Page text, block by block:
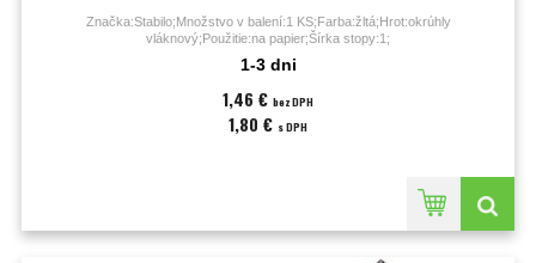
Značka:Stabilo;Množstvo v balení:1 KS;Farba:žltá;Hrot:okrúhly
vláknový;Použitie:na papier;Šírka stopy:1;
1-3 dni
1,46 € bez DPH
1,80 € s DPH